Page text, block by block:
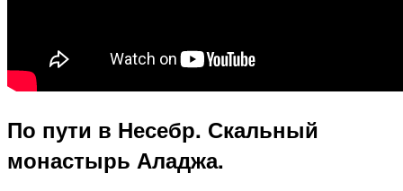
По пути в Несебр. Скальный
монастырь Аладжа.